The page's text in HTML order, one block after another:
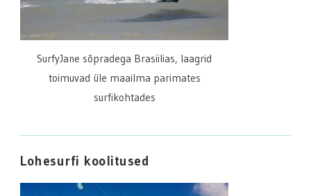
SurfyJane sõpradega Brasiilias, laagrid
toimuvad üle maailma parimates
surfikohtades
Lohesurfi koolitused